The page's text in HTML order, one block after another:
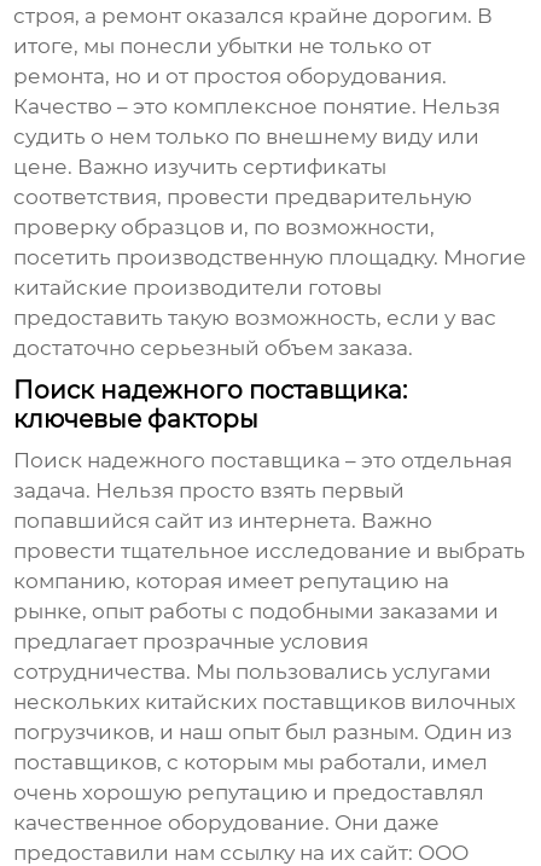
строя, а ремонт оказался крайне дорогим. В
итоге, мы понесли убытки не только от
ремонта, но и от простоя оборудования.
Качество – это комплексное понятие. Нельзя
судить о нем только по внешнему виду или
цене. Важно изучить сертификаты
соответствия, провести предварительную
проверку образцов и, по возможности,
посетить производственную площадку. Многие
китайские производители готовы
предоставить такую возможность, если у вас
достаточно серьезный объем заказа.
Поиск надежного поставщика:
ключевые факторы
Поиск надежного поставщика – это отдельная
задача. Нельзя просто взять первый
попавшийся сайт из интернета. Важно
провести тщательное исследование и выбрать
компанию, которая имеет репутацию на
рынке, опыт работы с подобными заказами и
предлагает прозрачные условия
сотрудничества. Мы пользовались услугами
нескольких китайских поставщиков вилочных
погрузчиков, и наш опыт был разным. Один из
поставщиков, с которым мы работали, имел
очень хорошую репутацию и предоставлял
качественное оборудование. Они даже
предоставили нам ссылку на их сайт: ООО